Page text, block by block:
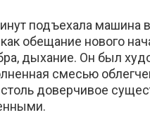
подъехала машина
как обещание нового
дыхание. Он был
смесью
столь доверчивое